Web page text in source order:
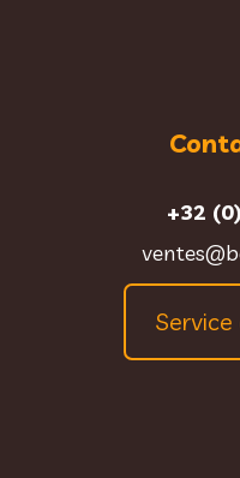
+32